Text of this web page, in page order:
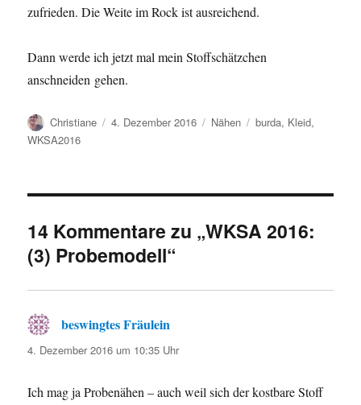
zufrieden. Die Weite im Rock ist ausreichend.
Dann werde ich jetzt mal mein Stoffschätzchen
anschneiden gehen.
Autor
Christiane
Veröffentlicht
4. Dezember 2016 Kategorien
Nähen Schlagwörter
burda, Kleid,
WKSA2016
14 Kommentare zu „WKSA 2016:
(3) Probemodell“
beswingtes Fräulein
4. Dezember 2016 um 10:35 Uhr
Ich mag ja Probenähen – auch weil sich der kostbare Stoff